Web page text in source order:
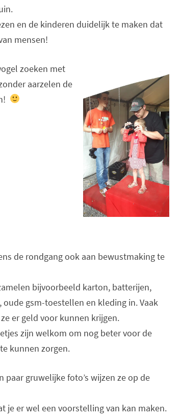
en de kinderen duidelijk te maken dat
mensen!
zoeken met
aarzelen de
de rondgang ook aan bewustmaking te
bijvoorbeeld karton, batterijen,
oude gsm-toestellen en kleding in. Vaak
er geld voor kunnen krijgen.
zijn welkom om nog beter voor de
kunnen zorgen.
paar gruwelijke foto’s wijzen ze op de
je er wel een voorstelling van kan maken.